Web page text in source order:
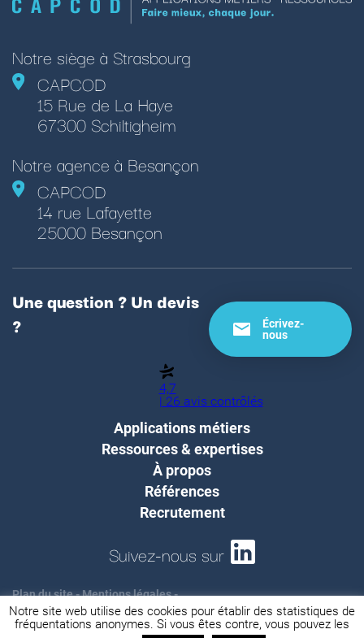
Notre siège à Strasbourg
CAPCOD
15 Rue de La Haye
67300 Schiltigheim
Notre agence à Besançon
CAPCOD
14 rue Lafayette
25000 Besançon
Une question ? Un devis
?
Écrivez-
nous
4,7
| 26 avis contrôlés
Applications métiers
Ressources & expertises
À propos
Références
Recrutement
Suivez-nous sur
Plan du site-Mentions légales-
Protection des données personnelles-
Tous droits réservés @CAPCOD - réalisé par
Notre site web utilise des cookies pour établir des statistiques de
fréquentations anonymes. Si vous êtes contre, vous pouvez les